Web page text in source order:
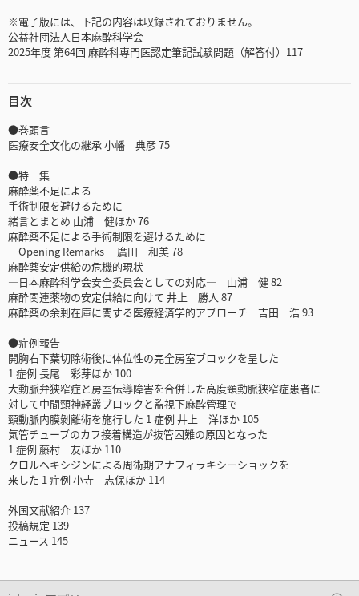
※電子版には、下記の内容は収録されておりません。
公益社団法人日本麻酔科学会
2025年度 第64回 麻酔科専門医認定筆記試験問題（解答付）117
目次
●巻頭言
医療安全文化の継承 小幡 典彦 75
●特 集
麻酔薬不足による
手術制限を避けるために
緒言とまとめ 山浦 健ほか 76
麻酔薬不足による手術制限を避けるために
―Opening Remarks― 廣田 和美 78
麻酔薬安定供給の危機的現状
―日本麻酔科学会安全委員会としての対応― 山浦 健 82
麻酔関連薬物の安定供給に向けて 井上 勝人 87
麻酔薬の余剰在庫に関する医療経済学的アプローチ 吉田 浩 93
●症例報告
開胸右下葉切除術後に体位性の完全房室ブロックを呈した
1 症例 長尾 彩芽ほか 100
大動脈弁狭窄症と房室伝導障害を合併した高度頸動脈狭窄症患者に
対して中間頸神経叢ブロックと監視下麻酔管理で
頸動脈内膜剝離術を施行した 1 症例 井上 洋ほか 105
気管チューブのカフ接着構造が抜管困難の原因となった
1 症例 藤村 友ほか 110
クロルヘキシジンによる周術期アナフィラキシーショックを
来した 1 症例 小寺 志保ほか 114
外国文献紹介 137
投稿規定 139
ニュース 145